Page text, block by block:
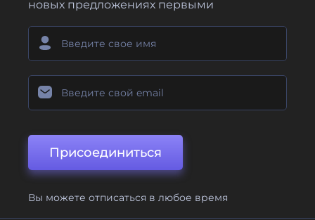
новых предложениях первыми
Присоединиться
Вы можете отписаться в любое время